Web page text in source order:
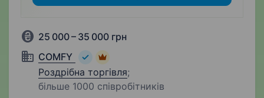
25 000 – 35 000 грн
COMFY
Роздрібна торгівля;
більше 1000 співробітників